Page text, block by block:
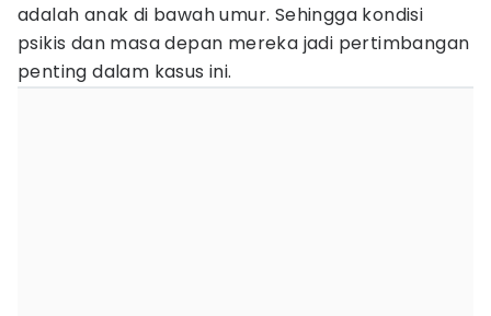
adalah anak di bawah umur. Sehingga kondisi
psikis dan masa depan mereka jadi pertimbangan
penting dalam kasus ini.